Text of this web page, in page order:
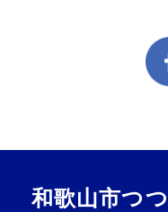
和歌山市つ